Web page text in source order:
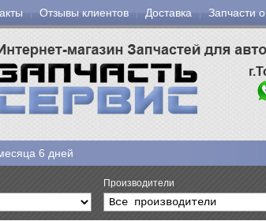
Отзывы клиентов Доставка Запчасти
6 дней
Производители